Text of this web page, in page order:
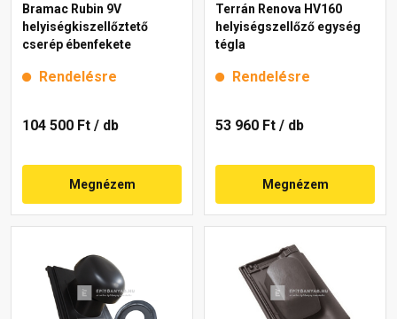
Bramac Rubin 9V
helyiségkiszellőztető
cserép ébenfekete
Rendelésre
104 500 Ft / db
Megnézem
Terrán Renova HV160
helyiségszellőző egység
tégla
Rendelésre
53 960 Ft / db
Megnézem